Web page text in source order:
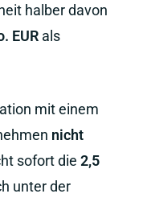
halber davon
EUR als
mit einem
nicht
sofort die 2,5
unter der